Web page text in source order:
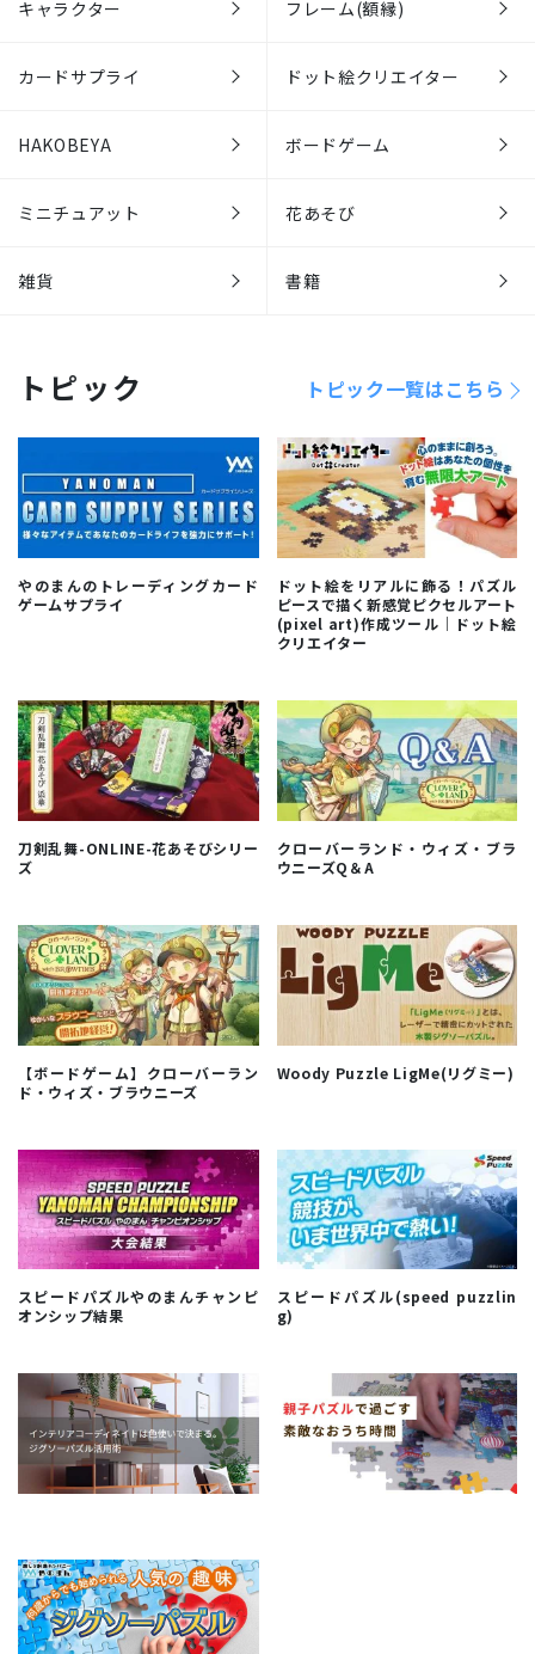
キャラクター フレーム(額縁)
カードサプライ ドット絵クリエイター
HAKOBEYA ボードゲーム
ミニチュアット 花あそび
雑貨 書籍
トピック トピック一覧はこちら
やのまんのトレーディングカード
ゲームサプライ
ドット絵をリアルに飾る！パズル
ピースで描く新感覚ピクセルアート
(pixel art)作成ツール｜ドット絵
クリエイター
刀剣乱舞-ONLINE-花あそびシリー
ズ
クローバーランド・ウィズ・ブラ
ウニーズQ＆A
【ボードゲーム】クローバーラン
ド・ウィズ・ブラウニーズ
Woody Puzzle LigMe(リグミー)
スピードパズルやのまんチャンピ
オンシップ結果
スピードパズル(speed puzzlin
g)